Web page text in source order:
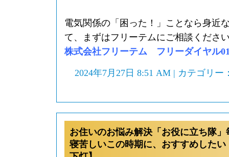
電気関係の「困った！」ことなら身近
て、まずはフリーテムにご相談くださ
株式会社フリーテム フリーダイヤル
2024年7月27日 8:51 AM | カテゴリー
お住いのお悩み解決「お役に立ち隊
寝苦しいこの時期に、おすすめした